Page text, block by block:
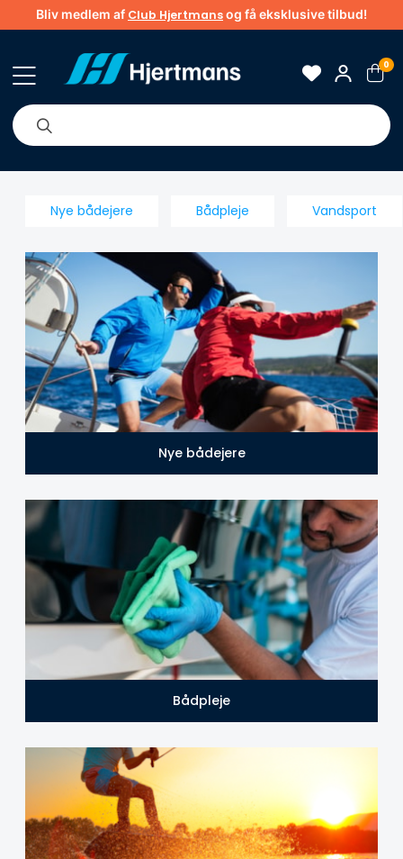
Bliv medlem af Club Hjertmansog få eksklusive tilbud!
0
Om os Brands Tips & guider
Nye bådejere Bådpleje Vandsport
Nye bådejere
Bådpleje